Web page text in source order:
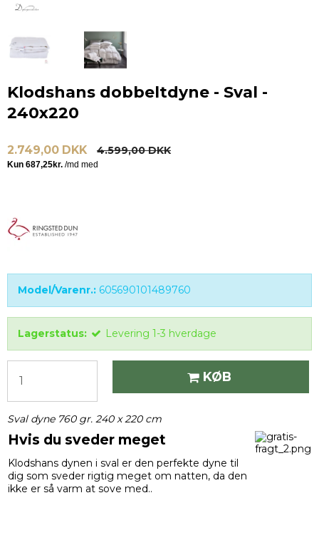
Klodshans dobbeltdyne - Sval -
240x220
2.749,00 DKK 4.599,00 DKK
Model/Varenr.: 605690101489760
Lagerstatus: Levering 1-3 hverdage
KØB
Sval dyne 760 gr. 240 x 220 cm
Hvis du sveder meget
Klodshans dynen i sval er den perfekte dyne til
dig som sveder rigtig meget om natten, da den
ikke er så varm at sove med..